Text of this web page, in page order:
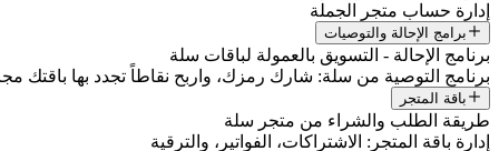
إدارة حساب متجر الجملة
برامج الإحالة والتوصيات
برنامج الإحالة - التسويق بالعمولة لباقات سلة
برنامج التوصية من سلة: شارك رمزك، واربح نقاطاً تجدد بها باقتك
باقة المتجر
طريقة الطلب والشراء من متجر سلة
إدارة باقة المتجر: الاشتراكات، الفواتير، والترقية